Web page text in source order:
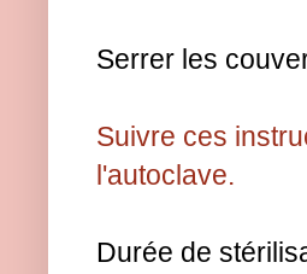
Serrer les
Suivre ces
l'autoclave.
Durée de